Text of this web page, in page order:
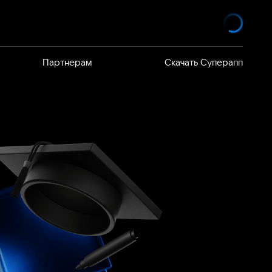
команд на
Партнерам Скачать Суперапп